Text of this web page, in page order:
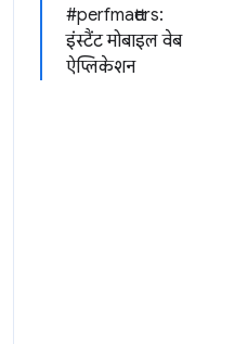
#perfmatters:
इंस्टैंट मोबाइल वेब
ऐप्लिकेशन